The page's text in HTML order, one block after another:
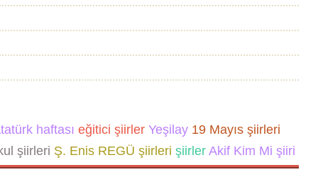
haftası eğitici şiirler Yeşilay 19 Mayıs şiirleri
şiirleri Ş. Enis REGÜ şiirleri şiirler Akif Kim Mi şiiri